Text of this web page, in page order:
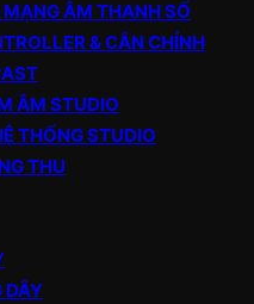
ÂM THANH SỐ
& CÂN CHỈNH
ÂM STUDIO
THỐNG STUDIO
THU
DÂY